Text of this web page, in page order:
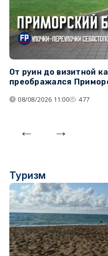
От руин до визитной
преображался
08/08/2026 11:00 477
Туризм